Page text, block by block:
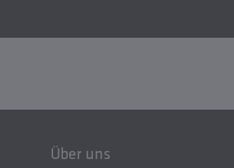
Über uns